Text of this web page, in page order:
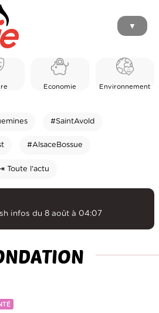
▼
Economie Environnement
#SaintAvold
#AlsaceBossue
Toute l'actu
infos du 8 août à 04:07